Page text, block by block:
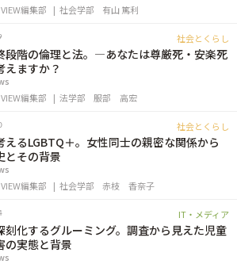
編集部
社会学部 有山 篤利
社会とくらし
段階の倫理と法。―あなたは尊厳死・安楽死
えますか？
編集部
法学部 服部 高宏
社会とくらし
えるLGBTQ＋。女性同士の親密な関係から
とその背景
編集部
社会学部 赤枝 香奈子
IT・メディア
刻化するグルーミング。調査から見えた児童
の実態と背景